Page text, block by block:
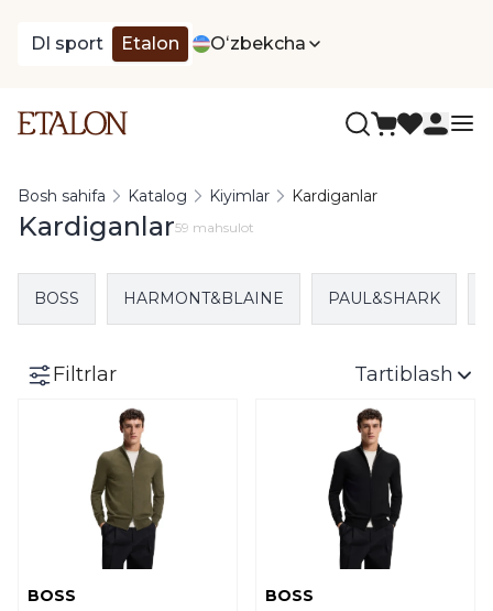
DI sport Etalon Oʻzbekcha
Bosh sahifa Katalog Kiyimlar Kardiganlar
Kardiganlar59 mahsulot
BOSS HARMONT&BLAINE PAUL&SHARK
Filtrlar Tartiblash
BOSS
BOSS